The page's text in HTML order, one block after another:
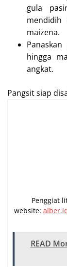
gula
mendidih
maizena.
hingga
angkat.
Pangsit siap
Penggiat
website:
READ